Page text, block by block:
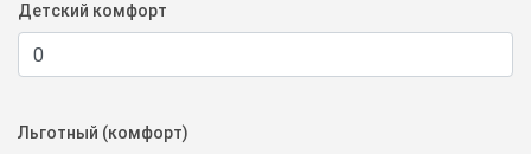
Детский комфорт
Льготный (комфорт)